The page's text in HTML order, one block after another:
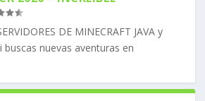
DE MINECRAFT JAVA y
buscas nuevas aventuras en